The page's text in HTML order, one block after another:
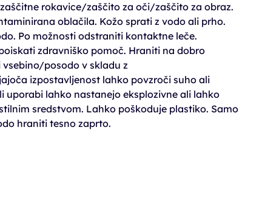
rokavice/zaščito za oči/zaščito za obraz.
oblačila. Kožo sprati z vodo ali prho.
Po možnosti odstraniti kontaktne leče.
zdravniško pomoč. Hraniti na dobro
posodo v skladu z
izpostavljenost lahko povzroči suho ali
uporabi lahko nastanejo eksplozivne ali lahko
sredstvom. Lahko poškoduje plastiko. Samo
hraniti tesno zaprto.